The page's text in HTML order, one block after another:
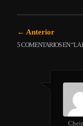
Navegación de
← Anterior
5 COMENTARIOS EN “LA